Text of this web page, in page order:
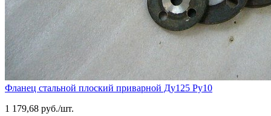
Фланец стальной плоский приварной Ду125 Ру10
1 179,68 руб./шт.